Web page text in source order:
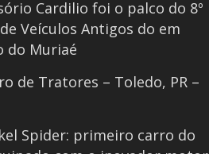
Cardilio foi o palco do 8º
Veículos Antigos do em
do Muriaé
de Tratores – Toledo, PR –
Spider: primeiro carro do